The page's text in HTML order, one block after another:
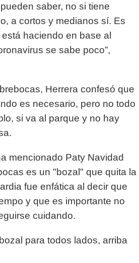
saber, no si tiene
a cortos y medianos sí. Es
haciendo en base al
se sabe poco”,
Herrera confesó que
es necesario, pero no todo
si va al parque y no hay
mencionado Paty Navidad
es un "bozal" que quita la
fue enfática al decir que
y que es importante no
cuidando.
para todos lados, arriba